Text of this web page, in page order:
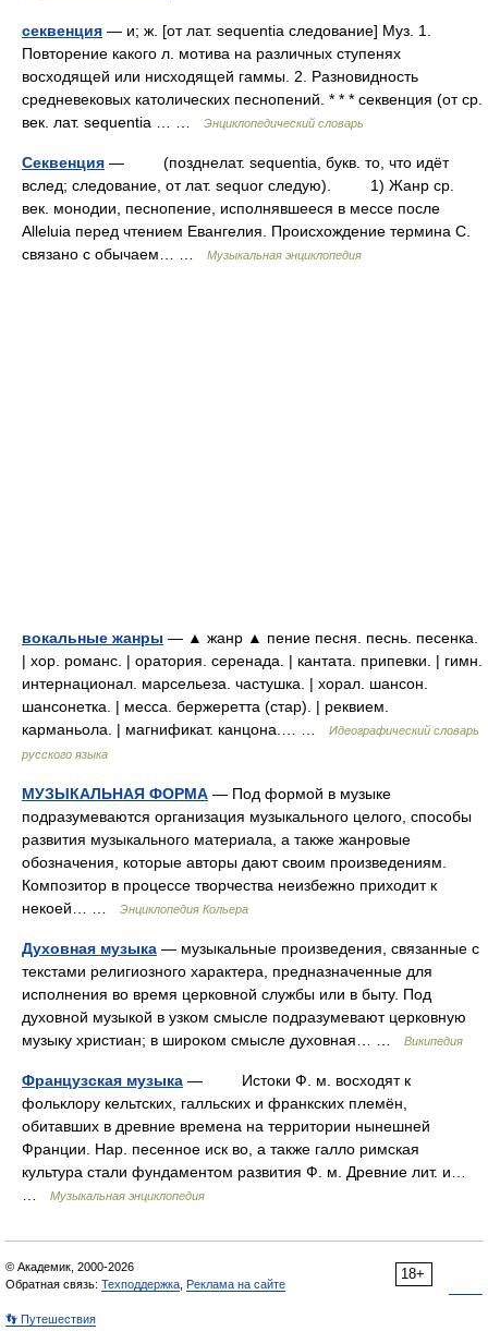
секвенция — и; ж. [от лат. sequentia следование] Муз. 1.
Повторение какого л. мотива на различных ступенях
восходящей или нисходящей гаммы. 2. Разновидность
средневековых католических песнопений. * * * секвенция (от ср.
век. лат. sequentia … …
Энциклопедический словарь
Секвенция — (позднелат. sequentia, букв. то, что идёт
вслед; следование, от лат. sequor следую). 1) Жанр ср.
век. монодии, песнопение, исполнявшееся в мессе после
Alleluia перед чтением Евангелия. Происхождение термина С.
связано с обычаем… …
Музыкальная энциклопедия
вокальные жанры — ▲ жанр ▲ пение песня. песнь. песенка.
| хор. романс. | оратория. серенада. | кантата. припевки. | гимн.
интернационал. марсельеза. частушка. | хорал. шансон.
шансонетка. | месса. бержеретта (стар). | реквием.
карманьола. | магнификат. канцона.… …
Идеографический словарь
русского языка
МУЗЫКАЛЬНАЯ ФОРМА — Под формой в музыке
подразумеваются организация музыкального целого, способы
развития музыкального материала, а также жанровые
обозначения, которые авторы дают своим произведениям.
Композитор в процессе творчества неизбежно приходит к
некоей… …
Энциклопедия Кольера
Духовная музыка — музыкальные произведения, связанные с
текстами религиозного характера, предназначенные для
исполнения во время церковной службы или в быту. Под
духовной музыкой в узком смысле подразумевают церковную
музыку христиан; в широком смысле духовная… …
Википедия
Французская музыка — Истоки Ф. м. восходят к
фольклору кельтских, галльских и франкских племён,
обитавших в древние времена на территории нынешней
Франции. Нар. песенное иск во, а также галло римская
культура стали фундаментом развития Ф. м. Древние лит. и…
Музыкальная энциклопедия
18+
© Академик, 2000-2026
Обратная связь: Техподдержка Реклама на сайте
👣 Путешествия